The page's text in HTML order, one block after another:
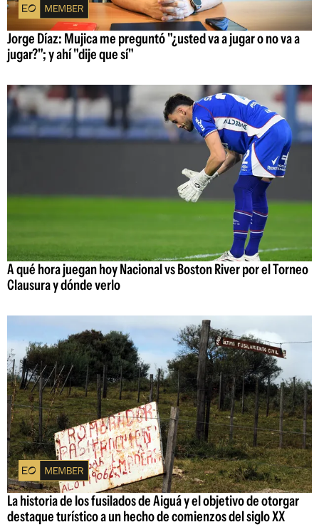
Jorge Díaz: Mujica me preguntó "¿usted va a jugar o no va a
jugar?"; y ahí "dije que sí"
A qué hora juegan hoy Nacional vs Boston River por el Torneo
Clausura y dónde verlo
La historia de los fusilados de Aiguá y el objetivo de otorgar
destaque turístico a un hecho de comienzos del siglo XX